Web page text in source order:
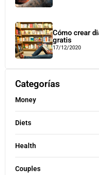
Cómo crear
gratis
17/12/2020
Categorías
Money
Diets
Health
Couples